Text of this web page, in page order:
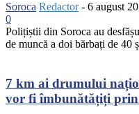
Soroca Redactor - 6 august
0
Polițiștii din Soroca au
de muncă a doi bărbați de 40
7 km ai drumului
vor fi îmbunătățiți